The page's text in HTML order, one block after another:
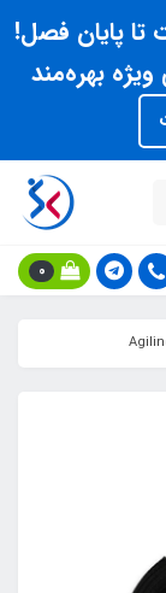
تا پایان فصل!
بهره‌مند
0